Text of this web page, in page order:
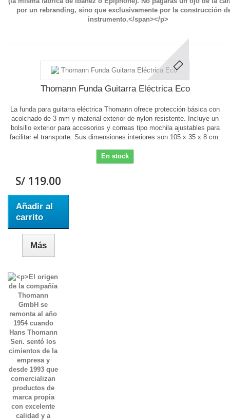
Thomann Funda Guitarra Eléctrica Eco
La funda para guitarra eléctrica Thomann ofrece protección básica con
acolchado de 3 mm y material exterior de nylon resistente. Incluye un
bolsillo exterior para accesorios y correas tipo mochila ajustables para
facilitar el transporte. Sus dimensiones interiores son 105 x 35 x 8 cm.
En stock
S/ 119.00
Añadir al
carrito
Más